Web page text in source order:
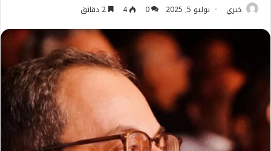
خيري يوليو 5, 2025 0
4